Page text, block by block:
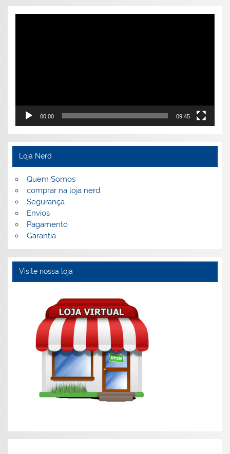
00:00 09:45
Loja Nerd
Quem Somos
comprar na loja nerd
Segurança
Envios
Pagamento
Garantia
Visite nossa loja